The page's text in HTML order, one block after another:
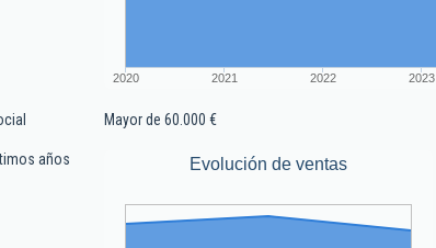
2020 2021 2022 2023
Mayor de 60.000 €
años Evolución de ventas